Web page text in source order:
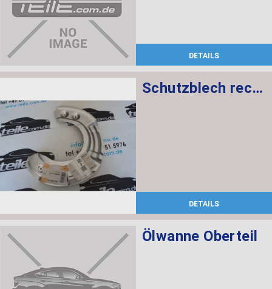
DETAILS
Schutzblech rechts
DETAILS
Ölwanne Oberteil